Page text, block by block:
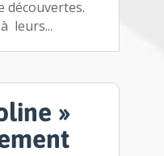
découvertes.
leurs...
»